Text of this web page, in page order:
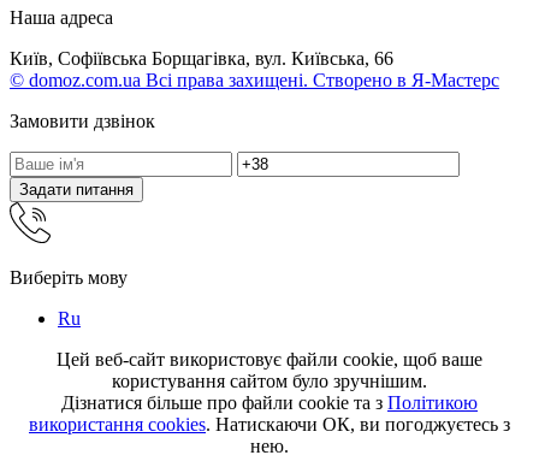
Наша адреса
Київ, Софіївська Борщагівка, вул. Київська, 66
© domoz.com.ua Всі права захищені. Створено в Я-Мастерс
Замовити дзвінок
Задати питання
Виберіть мову
Ru
Цей веб-сайт використовує файли cookie, щоб ваше
користування сайтом було зручнішим.
Дізнатися більше про файли cookie та з Політикою
використання cookies. Натискаючи ОК, ви погоджуєтесь з
нею.